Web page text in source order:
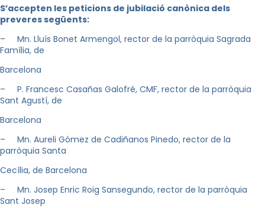
S’accepten les peticions de jubilació canònica dels
preveres següents:
– Mn. Lluís Bonet Armengol, rector de la parròquia Sagrada
Família, de
Barcelona
– P. Francesc Casañas Galofré, CMF, rector de la parròquia
Sant Agustí, de
Barcelona
– Mn. Aureli Gómez de Cadiñanos Pinedo, rector de la
parròquia Santa
Cecília, de Barcelona
– Mn. Josep Enric Roig Sansegundo, rector de la parròquia
Sant Josep